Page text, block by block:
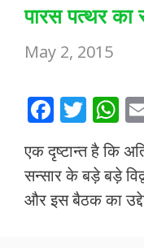
पारस पत्थर का
May 2, 2015
F
e
b
o
T
w
itt
er
W
at
s
A
एक दृष्टान्त है कि
सन्सार के बड़े बड़े
और इस बैठक का